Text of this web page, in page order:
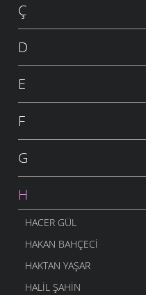
Ç
D
E
F
G
H
HACER GÜL
HAKAN BAHÇECI
HAKTAN YAŞAR
HALIL ŞAHIN